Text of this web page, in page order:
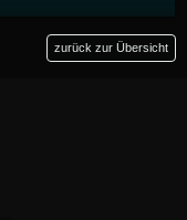
zurück zur Übersicht